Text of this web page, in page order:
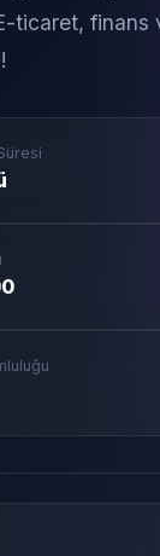
ticaret, finans